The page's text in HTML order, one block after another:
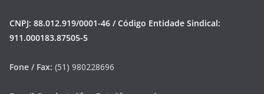
CNPJ: 88.012.919/0001-46 / Código Entidade Sindical:
911.000183.87505-5
Fone / Fax: (51) 980228696